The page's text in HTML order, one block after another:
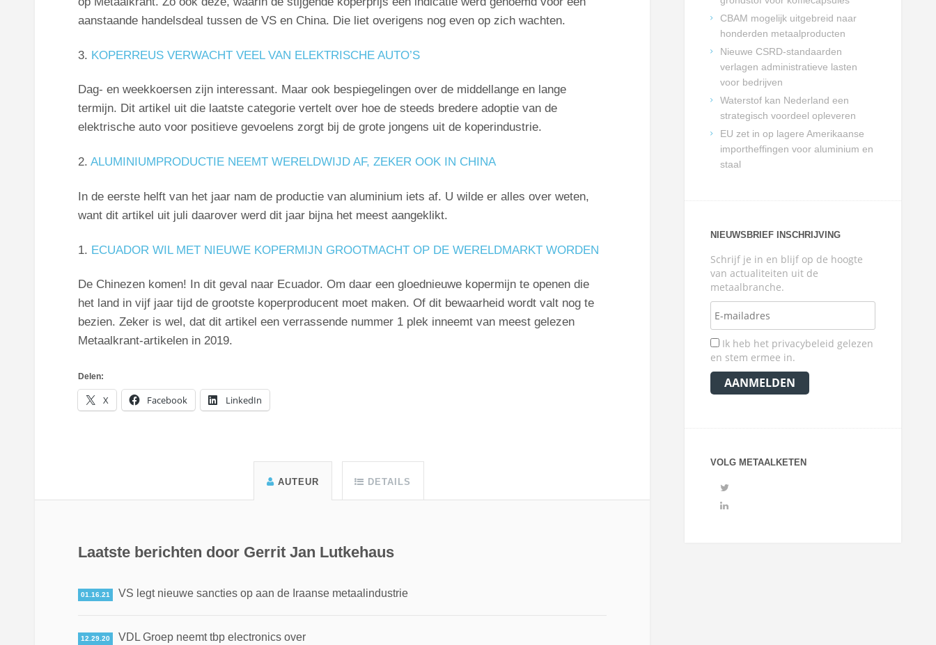
aanstaande handelsdeal tussen de VS en China. Die liet overigens nog even op zich wachten.
3. KOPERREUS VERWACHT VEEL VAN ELEKTRISCHE AUTO’S
Dag- en weekkoersen zijn interessant. Maar ook bespiegelingen over de middellange en lange
termijn. Dit artikel uit die laatste categorie vertelt over hoe de steeds bredere adoptie van de
elektrische auto voor positieve gevoelens zorgt bij de grote jongens uit de koperindustrie.
2. ALUMINIUMPRODUCTIE NEEMT WERELDWIJD AF, ZEKER OOK IN CHINA
In de eerste helft van het jaar nam de productie van aluminium iets af. U wilde er alles over weten,
want dit artikel uit juli daarover werd dit jaar bijna het meest aangeklikt.
1. ECUADOR WIL MET NIEUWE KOPERMIJN GROOTMACHT OP DE WERELDMARKT WORDEN
De Chinezen komen! In dit geval naar Ecuador. Om daar een gloednieuwe kopermijn te openen die
het land in vijf jaar tijd de grootste koperproducent moet maken. Of dit bewaarheid wordt valt nog te
bezien. Zeker is wel, dat dit artikel een verrassende nummer 1 plek inneemt van meest gelezen
Metaalkrant-artikelen in 2019.
Delen:
X Facebook LinkedIn
AUTEUR DETAILS
Laatste berichten door Gerrit Jan Lutkehaus
01.16.21 VS legt nieuwe sancties op aan de Iraanse metaalindustrie
12.29.20 VDL Groep neemt tbp electronics over
CBAM mogelijk uitgebreid naar
honderden metaalproducten
Nieuwe CSRD-standaarden
verlagen administratieve lasten
voor bedrijven
Waterstof kan Nederland een
strategisch voordeel opleveren
EU zet in op lagere Amerikaanse
importheffingen voor aluminium en
staal
NIEUWSBRIEF INSCHRIJVING
Schrijf je in en blijf op de hoogte
van actualiteiten uit de
metaalbranche.
Ik heb het privacybeleid gelezen
en stem ermee in.
VOLG METAALKETEN